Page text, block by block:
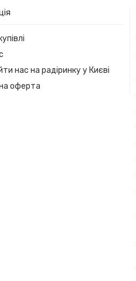
нас на радіринку у Києві
оферта